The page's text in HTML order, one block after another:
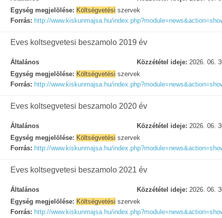
Egység megjelölése: Költségvetési szervek
Forrás: http://www.kiskunmajsa.hu/
Eves koltsegvetesi beszamolo 2019 év
Általános Közzététel ideje: 2026. 06.
Egység megjelölése: Költségvetési szervek
Forrás: http://www.kiskunmajsa.hu/
Eves koltsegvetesi beszamolo 2020 év
Általános Közzététel ideje: 2026. 06.
Egység megjelölése: Költségvetési szervek
Forrás: http://www.kiskunmajsa.hu/
Eves koltsegvetesi beszamolo 2021 év
Általános Közzététel ideje: 2026. 06.
Egység megjelölése: Költségvetési szervek
Forrás: http://www.kiskunmajsa.hu/